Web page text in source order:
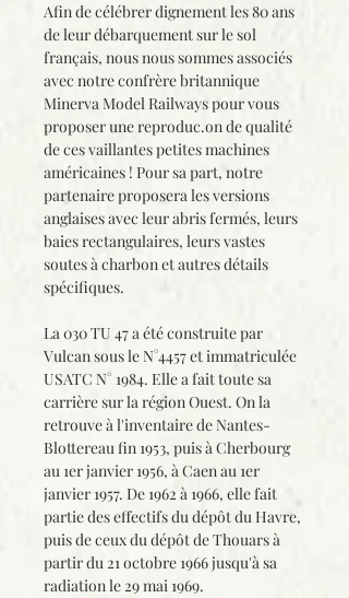
Afin de célébrer dignement les 80 ans
de leur débarquement sur le sol
français, nous nous sommes associés
avec notre confrère britannique
Minerva Model Railways pour vous
proposer une reproduc.on de qualité
de ces vaillantes petites machines
américaines ! Pour sa part, notre
partenaire proposera les versions
anglaises avec leur abris fermés, leurs
baies rectangulaires, leurs vastes
soutes à charbon et autres détails
spécifiques.
La 030 TU 47 a été construite par
Vulcan sous le N°4457 et immatriculée
USATC N° 1984. Elle a fait toute sa
carrière sur la région Ouest. On la
retrouve à l'inventaire de Nantes-
Blottereau fin 1953, puis à Cherbourg
au 1er janvier 1956, à Caen au 1er
janvier 1957. De 1962 à 1966, elle fait
partie des effectifs du dépôt du Havre,
puis de ceux du dépôt de Thouars à
partir du 21 octobre 1966 jusqu'à sa
radiation le 29 mai 1969.